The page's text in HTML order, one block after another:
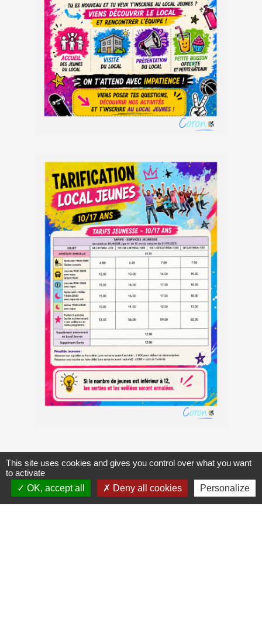
This site uses cookies and gives you control over what you want
to activate
OK, accept all
Deny all cookies Personalize